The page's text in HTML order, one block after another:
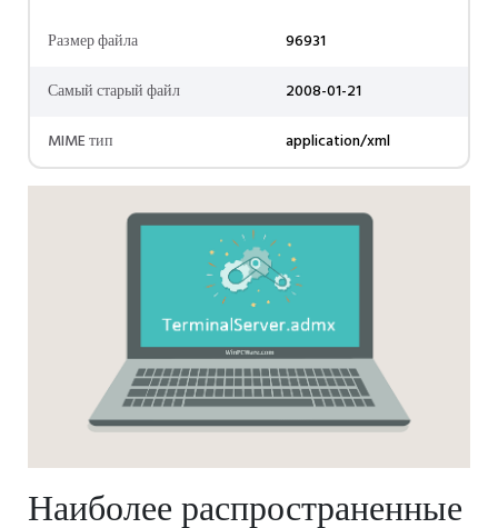
Размер файла
96931
Самый старый файл
2008-01-21
MIME тип
application/xml
Наиболее распространенные